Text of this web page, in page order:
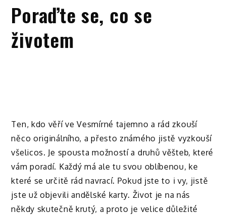
Poraďte se, co se
životem
Ten, kdo věří ve Vesmírné tajemno a rád zkouší
něco originálního, a přesto známého jistě vyzkouší
všelicos. Je spousta možností a druhů věšteb, které
vám poradí. Každý má ale tu svou oblíbenou, ke
které se určitě rád navrací. Pokud jste to i vy, jistě
jste už objeviliandělské karty. Život je na nás
někdy skutečně krutý, a proto je velice důležité